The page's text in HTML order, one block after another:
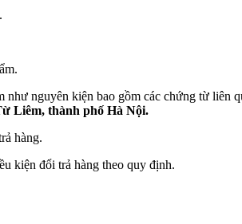
nguyên kiện bao gồm các chứng từ liên
Liêm, thành phố Hà Nội.
hàng.
kiện đổi trả hàng theo quy định.